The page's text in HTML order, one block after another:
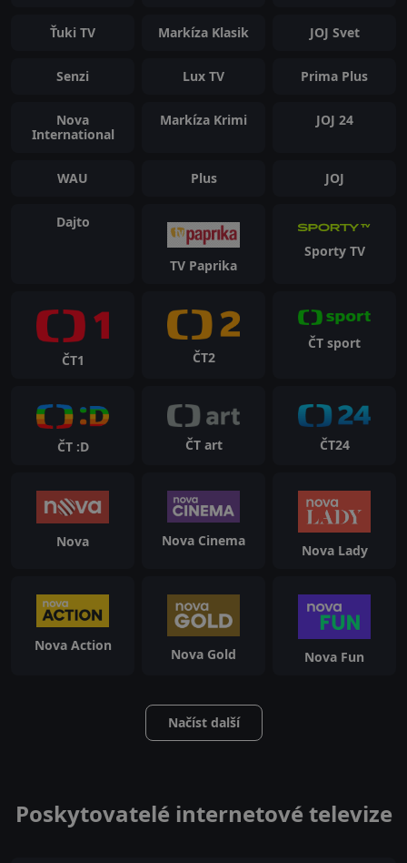
Ťuki TV Markíza Klasik JOJ Svet
Senzi Lux TV Prima Plus
Nova
International
Markíza Krimi JOJ 24
WAU Plus JOJ
Dajto
TV Paprika
Sporty TV
ČT1 ČT2
ČT sport
ČT :D ČT art ČT24
Nova Nova Cinema
Nova Lady
Nova Action
Nova Gold Nova Fun
Načíst další
Poskytovatelé internetové televize